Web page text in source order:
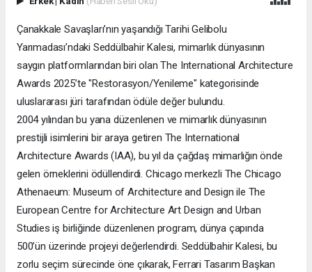
Çanakkale Savaşları’nın yaşandığı Tarihi Gelibolu
Yarımadası’ndaki Seddülbahir Kalesi, mimarlık dünyasının
saygın platformlarından biri olan The International Architecture
Awards 2025’te "Restorasyon/Yenileme" kategorisinde
uluslararası jüri tarafından ödüle değer bulundu.
2004 yılından bu yana düzenlenen ve mimarlık dünyasının
prestijli isimlerini bir araya getiren The International
Architecture Awards (IAA), bu yıl da çağdaş mimarlığın önde
gelen örneklerini ödüllendirdi. Chicago merkezli The Chicago
Athenaeum: Museum of Architecture and Design ile The
European Centre for Architecture Art Design and Urban
Studies iş birliğinde düzenlenen program, dünya çapında
500’ün üzerinde projeyi değerlendirdi. Seddülbahir Kalesi, bu
zorlu seçim sürecinde öne çıkarak, Ferrari Tasarım Başkan